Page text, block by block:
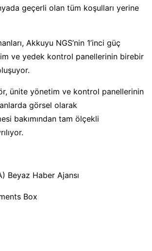
geçerli olan tüm koşulları yerine
Akkuyu NGS’nin 1’inci güç
ve yedek kontrol panellerinin birebir
ünite yönetim ve kontrol panellerinin
görsel olarak
bakımından tam ölçekli
Beyaz Haber Ajansı
Box